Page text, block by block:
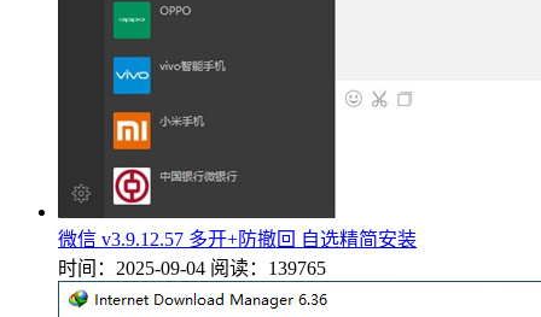
微信 v3.9.12.57 多开+防撤回 自选精简安装
时间：2025-09-04 阅读：139765